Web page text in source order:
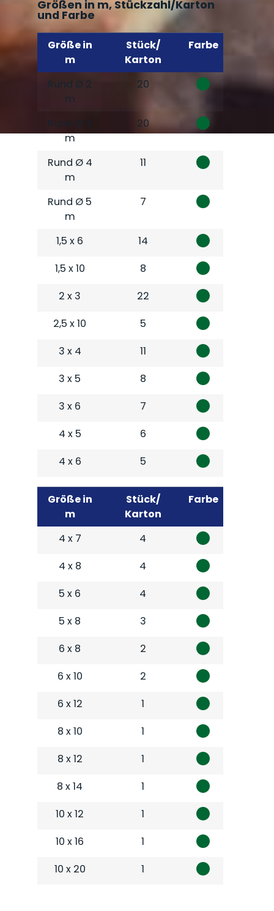
Größen in m, Stückzahl/Karton
und Farbe
Größe in
m
Stück/
Karton
Farbe
Rund Ø 2
m
20
Rund Ø 3
m
20
Rund Ø 4
m
11
Rund Ø 5
m
7
1,5 x 6
14
1,5 x 10
8
2 x 3
22
2,5 x 10
5
3 x 4
11
3 x 5
8
3 x 6
7
4 x 5
6
4 x 6
5
Größe in
m
Stück/
Karton
Farbe
4 x 7
4
4 x 8
4
5 x 6
4
5 x 8
3
6 x 8
2
6 x 10
2
6 x 12
1
8 x 10
1
8 x 12
1
8 x 14
1
10 x 12
1
10 x 16
1
10 x 20
1